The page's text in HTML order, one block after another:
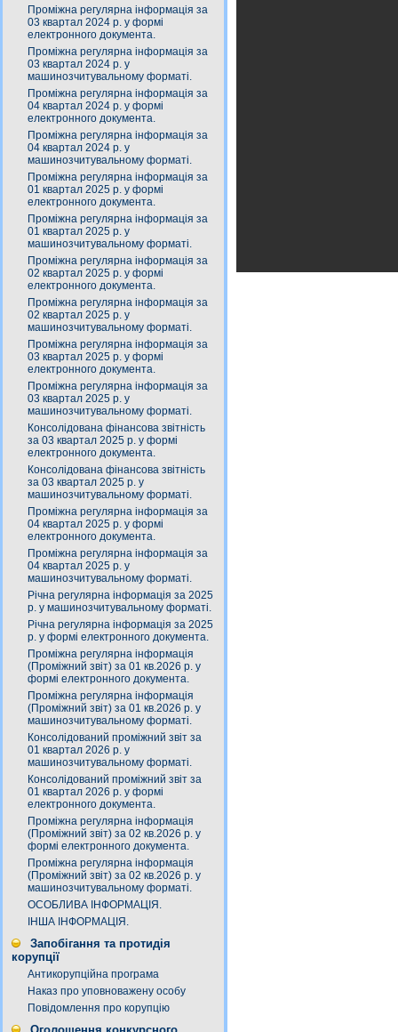
Проміжна регулярна інформація за
03 квартал 2024 р. у формі
електронного документа.
Проміжна регулярна інформація за
03 квартал 2024 р. у
машинозчитувальному форматі.
Проміжна регулярна інформація за
04 квартал 2024 р. у формі
електронного документа.
Проміжна регулярна інформація за
04 квартал 2024 р. у
машинозчитувальному форматі.
Проміжна регулярна інформація за
01 квартал 2025 р. у формі
електронного документа.
Проміжна регулярна інформація за
01 квартал 2025 р. у
машинозчитувальному форматі.
Проміжна регулярна інформація за
02 квартал 2025 р. у формі
електронного документа.
Проміжна регулярна інформація за
02 квартал 2025 р. у
машинозчитувальному форматі.
Проміжна регулярна інформація за
03 квартал 2025 р. у формі
електронного документа.
Проміжна регулярна інформація за
03 квартал 2025 р. у
машинозчитувальному форматі.
Консолідована фінансова звітність
за 03 квартал 2025 р. у формі
електронного документа.
Консолідована фінансова звітність
за 03 квартал 2025 р. у
машинозчитувальному форматі.
Проміжна регулярна інформація за
04 квартал 2025 р. у формі
електронного документа.
Проміжна регулярна інформація за
04 квартал 2025 р. у
машинозчитувальному форматі.
Річна регулярна інформація за 2025
р. у машинозчитувальному форматі.
Річна регулярна інформація за 2025
р. у формі електронного документа.
Проміжна регулярна інформація
(Проміжний звіт) за 01 кв.2026 р. у
формі електронного документа.
Проміжна регулярна інформація
(Проміжний звіт) за 01 кв.2026 р. у
машинозчитувальному форматі.
Консолідований проміжний звіт за
01 квартал 2026 р. у
машинозчитувальному форматі.
Консолідований проміжний звіт за
01 квартал 2026 р. у формі
електронного документа.
Проміжна регулярна інформація
(Проміжний звіт) за 02 кв.2026 р. у
формі електронного документа.
Проміжна регулярна інформація
(Проміжний звіт) за 02 кв.2026 р. у
машинозчитувальному форматі.
ОСОБЛИВА ІНФОРМАЦІЯ.
ІНША ІНФОРМАЦІЯ.
Запобігання та протидія
корупції
Антикорупційна програма
Наказ про уповноважену особу
Повідомлення про корупцію